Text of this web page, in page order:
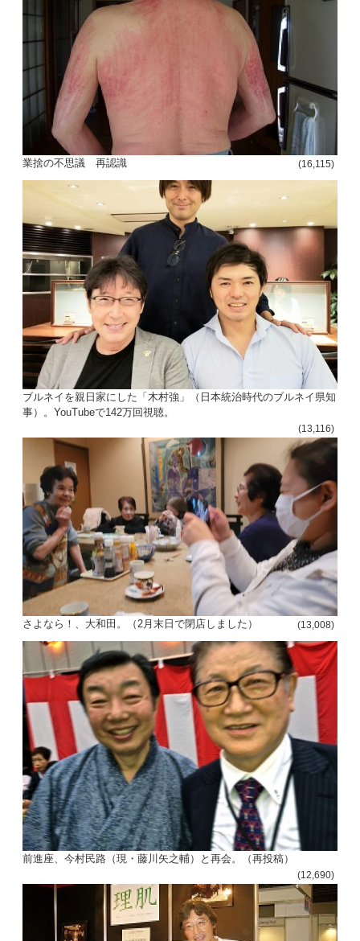
業捨の不思議 再認識 (16,115)
ブルネイを親日家にした「木村強」（日本統治時代のブルネイ県知
事）。YouTubeで142万回視聴。
(13,116)
さよなら！、大和田。（2月末日で閉店しました） (13,008)
前進座、今村民路（現・藤川矢之輔）と再会。（再投稿）
(12,690)